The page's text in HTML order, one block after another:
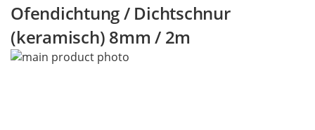
Ofendichtung / Dichtschnur
(keramisch) 8mm / 2m
Skip